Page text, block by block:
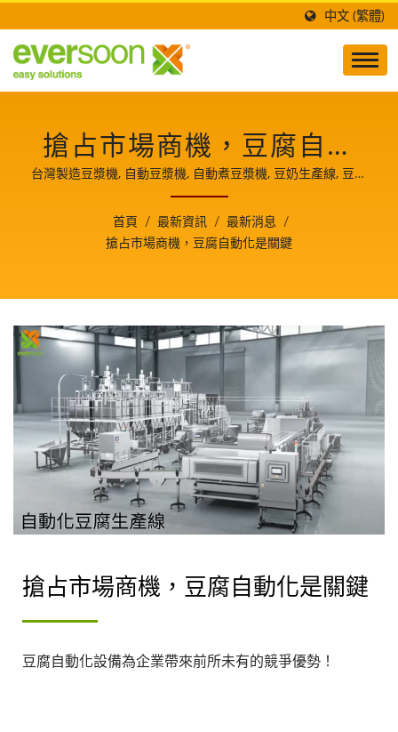
中文 (繁體)
搶占市場商機，豆腐自動
化是關鍵
台灣製造豆漿機, 自動豆漿機, 自動煮豆漿機, 豆奶生產線, 豆奶
機器設備, 豆浆机, 豆浆机器, 豆漿生產, 豆漿生產設備, 豆漿生
產線, 豆漿製造機, 豆漿機, 豆漿機械, 豆漿機器設備, 植物奶生
產機, 植物奶機, 小型店面豆漿製造設備, 商用豆漿機, 商業用豆
腐生產線, 豆腐生產線價格, 豆腐机, 豆腐製作, 豆腐製作設備,
豆腐製造, 豆腐製造機, 豆腐機, 豆腐機出售, 豆腐機械, 豆腐機
械, 豆腐機製造商, 豆腐機價格, 豆腐機器, 豆腐機器設備, 豆漿
豆腐製造機, 商用豆腐機, 商業豆腐機, 蔬菜豆腐機器設備, 小型
豆腐機, 豆腐製造機 小型, 豆腐製造機 業務用
首頁 / 最新資訊 / 最新消息
/
搶占市場商機，豆腐自動化是關鍵
搶占市場商機，豆腐自動化是關鍵
豆腐自動化設備為企業帶來前所未有的競爭優勢！